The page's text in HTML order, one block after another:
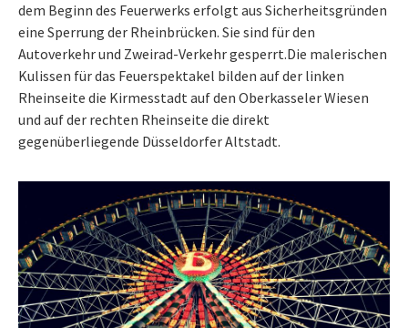
dem Beginn des Feuerwerks erfolgt aus Sicherheitsgründen
eine Sperrung der Rheinbrücken. Sie sind für den
Autoverkehr und Zweirad-Verkehr gesperrt.Die malerischen
Kulissen für das Feuerspektakel bilden auf der linken
Rheinseite die Kirmesstadt auf den Oberkasseler Wiesen
und auf der rechten Rheinseite die direkt
gegenüberliegende Düsseldorfer Altstadt.